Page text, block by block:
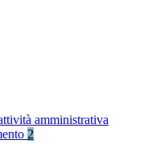
amministrativa
2